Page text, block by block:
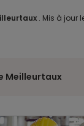
. Mis à jour
Meilleurtaux